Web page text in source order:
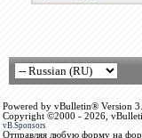
Powered by vBulletin® Version
Copyright ©2000 - 2026,
vB.Sponsors
Отправляя любую форму на